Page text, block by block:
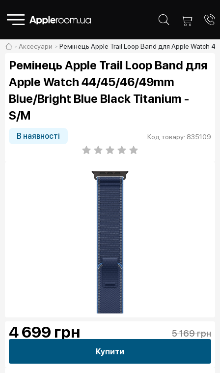
Аксесуари Ремінець Apple Trail Loop Band для Apple
Ремінець Apple Trail Loop Band для
Apple Watch 44/45/46/49mm
Blue/Bright Blue Black Titanium -
S/M
В наявності Код товару: 835109
4 699 грн 5 169 грн
Купити